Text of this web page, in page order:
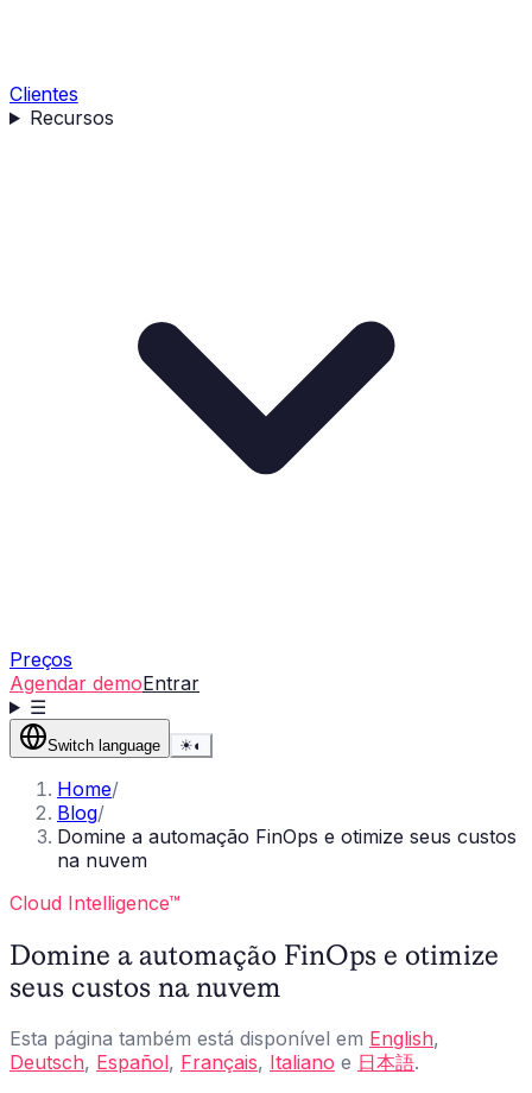
Clientes
Recursos
Preços
Agendar demoEntrar
☰
Switch language ☀◐
Home/
Blog/
Domine a automação FinOps e otimize seus custos
na nuvem
Cloud Intelligence™
Domine a automação FinOps e otimize
seus custos na nuvem
Esta página também está disponível em English,
Deutsch, Español, Français, Italiano e 日本語.